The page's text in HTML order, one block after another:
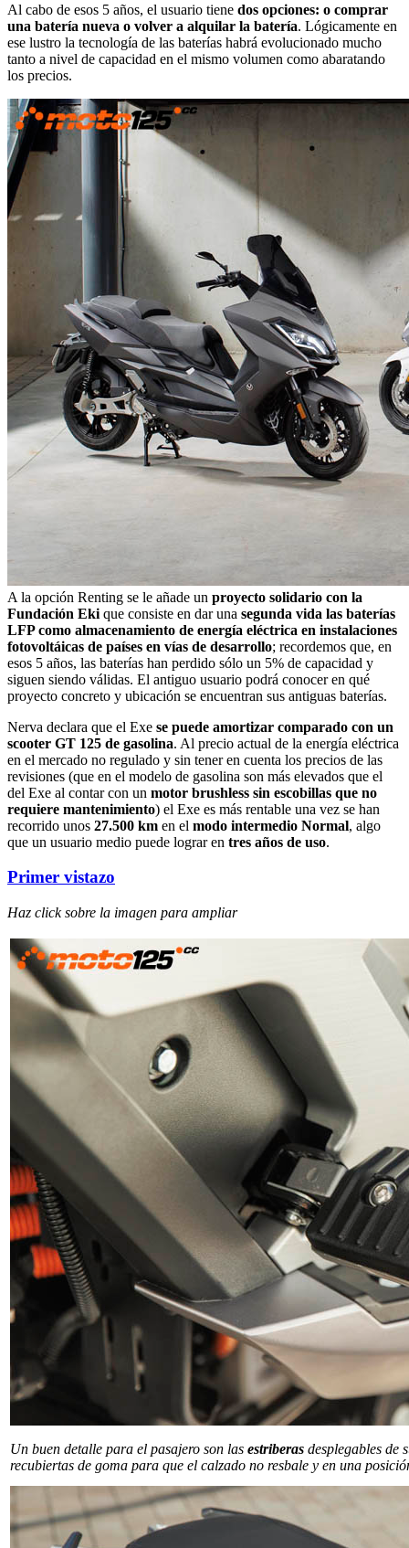
Al cabo de esos 5 años, el usuario tiene dos opciones: o comprar
una batería nueva o volver a alquilar la batería. Lógicamente en
ese lustro la tecnología de las baterías habrá evolucionado mucho
tanto a nivel de capacidad en el mismo volumen como abaratando
los precios.
A la opción Renting se le añade un proyecto solidario con la
Fundación Eki que consiste en dar una segunda vida las baterías
LFP como almacenamiento de energía eléctrica en instalaciones
fotovoltáicas de países en vías de desarrollo; recordemos que, en
esos 5 años, las baterías han perdido sólo un 5% de capacidad y
siguen siendo válidas. El antiguo usuario podrá conocer en qué
proyecto concreto y ubicación se encuentran sus antiguas baterías.
Nerva declara que el Exe se puede amortizar comparado con un
scooter GT 125 de gasolina. Al precio actual de la energía eléctrica
en el mercado no regulado y sin tener en cuenta los precios de las
revisiones (que en el modelo de gasolina son más elevados que el
del Exe al contar con un motor brushless sin escobillas que no
requiere mantenimiento) el Exe es más rentable una vez se han
recorrido unos 27.500 km en el modo intermedio Normal, algo
que un usuario medio puede lograr en tres años de uso.
Primer vistazo
Haz click sobre la imagen para ampliar
Un buen detalle para el pasajero son las estriberas desplegables de
recubiertas de goma para que el calzado no resbale y en una